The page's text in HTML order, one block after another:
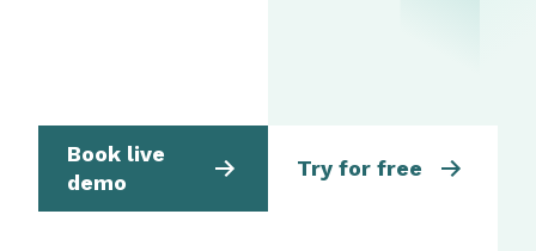
Book live
demo
Try for free